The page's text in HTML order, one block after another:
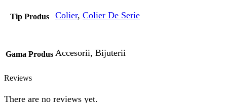
Tip Produs Colier, Colier De Serie
Gama Produs Accesorii, Bijuterii
Reviews
There are no reviews yet.